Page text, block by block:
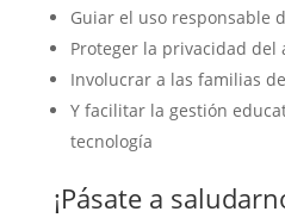
Guiar el uso responsable
Proteger la privacidad del
Involucrar a las familias
Y facilitar la gestión
tecnología
¡Pásate a